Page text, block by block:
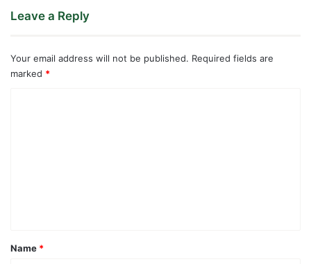
Leave a Reply
Your email address will not be published. Required fields are
marked *
*
Name *